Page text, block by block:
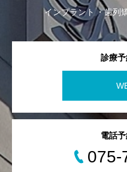
インプラント 歯列
診療
電話
075-